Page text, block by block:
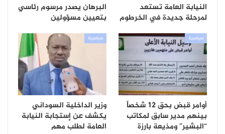
النيابة العامة تستعد
لمرحلة جديدة في الخرطوم
البرهان يصدر مرسوم رئاسي
بتعيين مسؤولين
سياسية
أوامر قبض بحق 12 شخصاً
بينهم مدير سابق لمكاتب
“البشير” ومذيعة بارزة
سياسية
وزير الداخلية السوداني
يكشف عن إستجابة النيابة
العامة لطلب مهم